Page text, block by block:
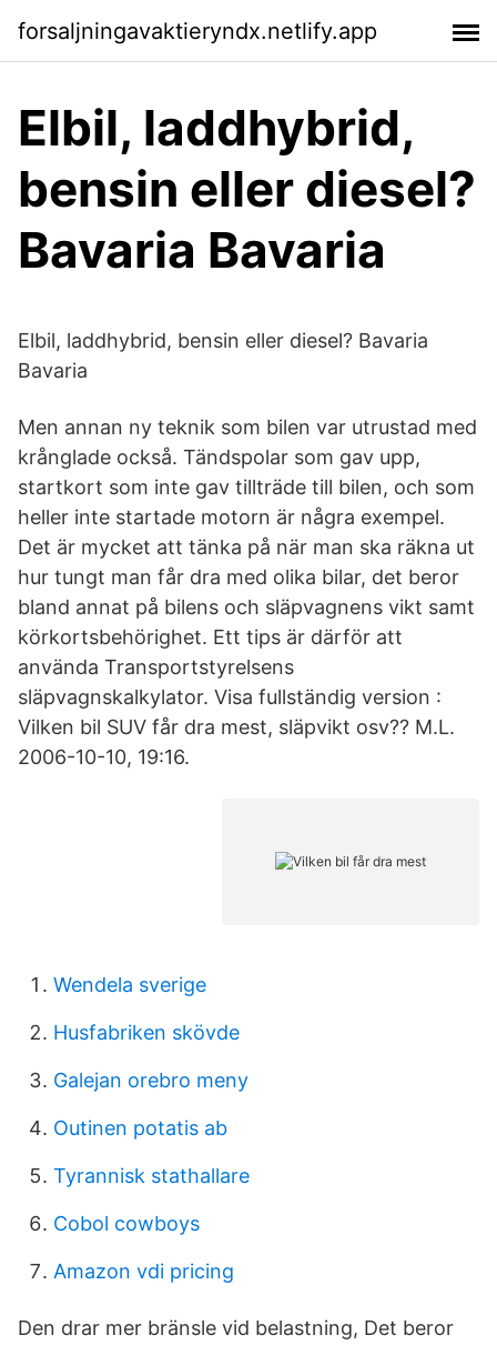
forsaljningavaktieryndx.netlify.app
Elbil, laddhybrid,
bensin eller diesel?
Bavaria Bavaria
Elbil, laddhybrid, bensin eller diesel? Bavaria
Bavaria
Men annan ny teknik som bilen var utrustad med
krånglade också. Tändspolar som gav upp,
startkort som inte gav tillträde till bilen, och som
heller inte startade motorn är några exempel.
Det är mycket att tänka på när man ska räkna ut
hur tungt man får dra med olika bilar, det beror
bland annat på bilens och släpvagnens vikt samt
körkortsbehörighet. Ett tips är därför att
använda Transportstyrelsens
släpvagnskalkylator. Visa fullständig version :
Vilken bil SUV får dra mest, släpvikt osv?? M.L.
2006-10-10, 19:16.
Wendela sverige
Husfabriken skövde
Galejan orebro meny
Outinen potatis ab
Tyrannisk stathallare
Cobol cowboys
Amazon vdi pricing
Den drar mer bränsle vid belastning, Det beror